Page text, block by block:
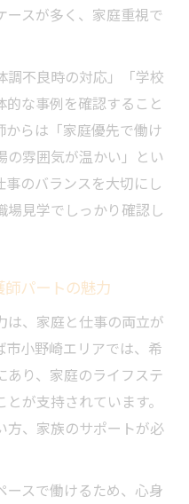
ースが多く、家庭重視で
調不良時の対応」「学校
な事例を確認すること
からは「家庭優先で働け
の雰囲気が温かい」とい
のバランスを大切にし
場見学でしっかり確認し
パートの魅力
は、家庭と仕事の両立が
市小野崎エリアでは、希
あり、家庭のライフステ
が支持されています。
方、家族のサポートが必
ースで働けるため、心身